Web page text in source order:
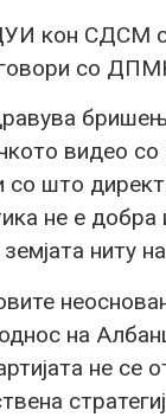
кон СДСМ
со
видео
со што
не е
ниту
на
не се